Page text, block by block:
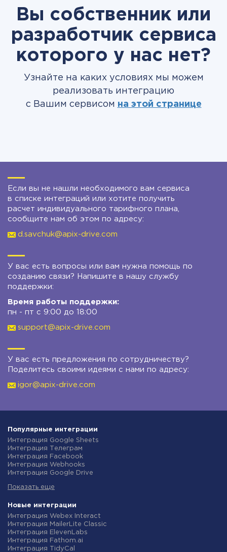
Вы собственник или
разработчик сервиса
которого у нас нет?
Узнайте на каких условиях мы можем
реализовать интеграцию
с Вашим сервисом на этой странице
Если вы не нашли необходимого вам сервиса
в списке интеграций или хотите получить
расчет индивидуального тарифного плана,
сообщите нам об этом по адресу:
d.savchuk@apix-drive.com
У вас есть вопросы или вам нужна помощь по
созданию связи? Напишите в нашу службу
поддержки:
Время работы поддержки:
пн - пт с 9:00 до 18:00
support@apix-drive.com
У вас есть предложения по сотрудничеству?
Поделитесь своими идеями с нами по адресу:
igor@apix-drive.com
Популярные интеграции
Интеграция Google Sheets
Интеграция Телеграм
Интеграция Facebook
Интеграция Webhooks
Интеграция Google Drive
Интеграция Gmail
Интеграция Новая Почта
Интеграция Binotel
Интеграция OpenAI (ChatGPT)
Интеграция Prom
Интеграция Приват24
Интеграция OLX
Показать еще
Новые интеграции
Интеграция Webex Interact
Интеграция MailerLite Classic
Интеграция ElevenLabs
Интеграция Fathom.ai
Интеграция TidyCal